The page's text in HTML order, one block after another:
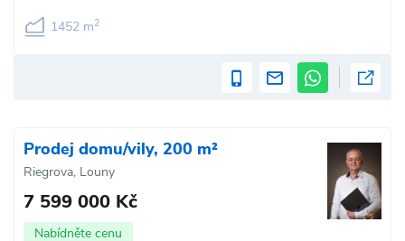
1452 m2
Prodej domu/vily, 200 m²
Riegrova, Louny
7 599 000 Kč
Nabídněte cenu